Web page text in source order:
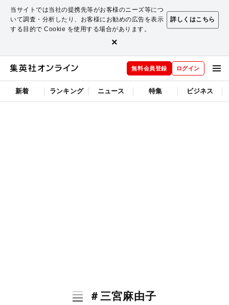
当サイトでは当社の提携先等がお客様のニーズ等につ
いて調査・分析したり、お客様にお勧めの広告を表示
する目的で Cookie を使用する場合があります。
詳しくはこちら
×
無料会員登録 ログイン
新着 ランキング ニュース 特集 ビジネス
＃三宮麻由子